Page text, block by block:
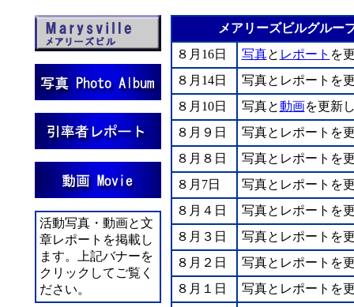
活動写真・動画と文
章レポートを掲載し
ます。上記バナーを
クリックしてご覧く
ださい。
メアリーズビルグルー
８月16日
写真と レポート を
８月14日
写真とレポートを
８月10日
写真と動画を更新
８月９日
写真とレポートを
８月８日
写真とレポートを
８月7日
写真とレポートを
８月４日
写真とレポートを
８月３日
写真とレポートを
８月２日
写真とレポートを
８月１日
写真とレポートを